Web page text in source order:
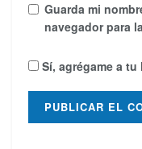
Guarda mi
navegador para
Sí, agrégame a